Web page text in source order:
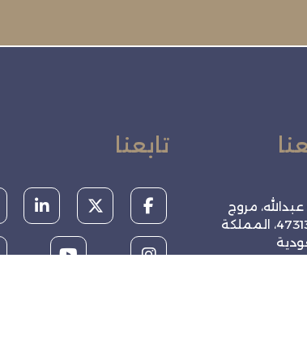
مروج
الأمير، تبوك 47313، المملكة
تابعنا